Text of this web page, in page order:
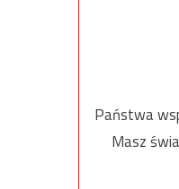
Państwa
Masz